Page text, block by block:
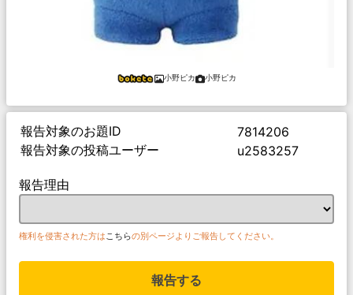
小野ピカ 小野ピカ
報告対象のお題ID
7814206
報告対象の投稿ユーザー
u2583257
報告理由
権利を侵害された方はこちらの別ページよりご報告してください。
報告する